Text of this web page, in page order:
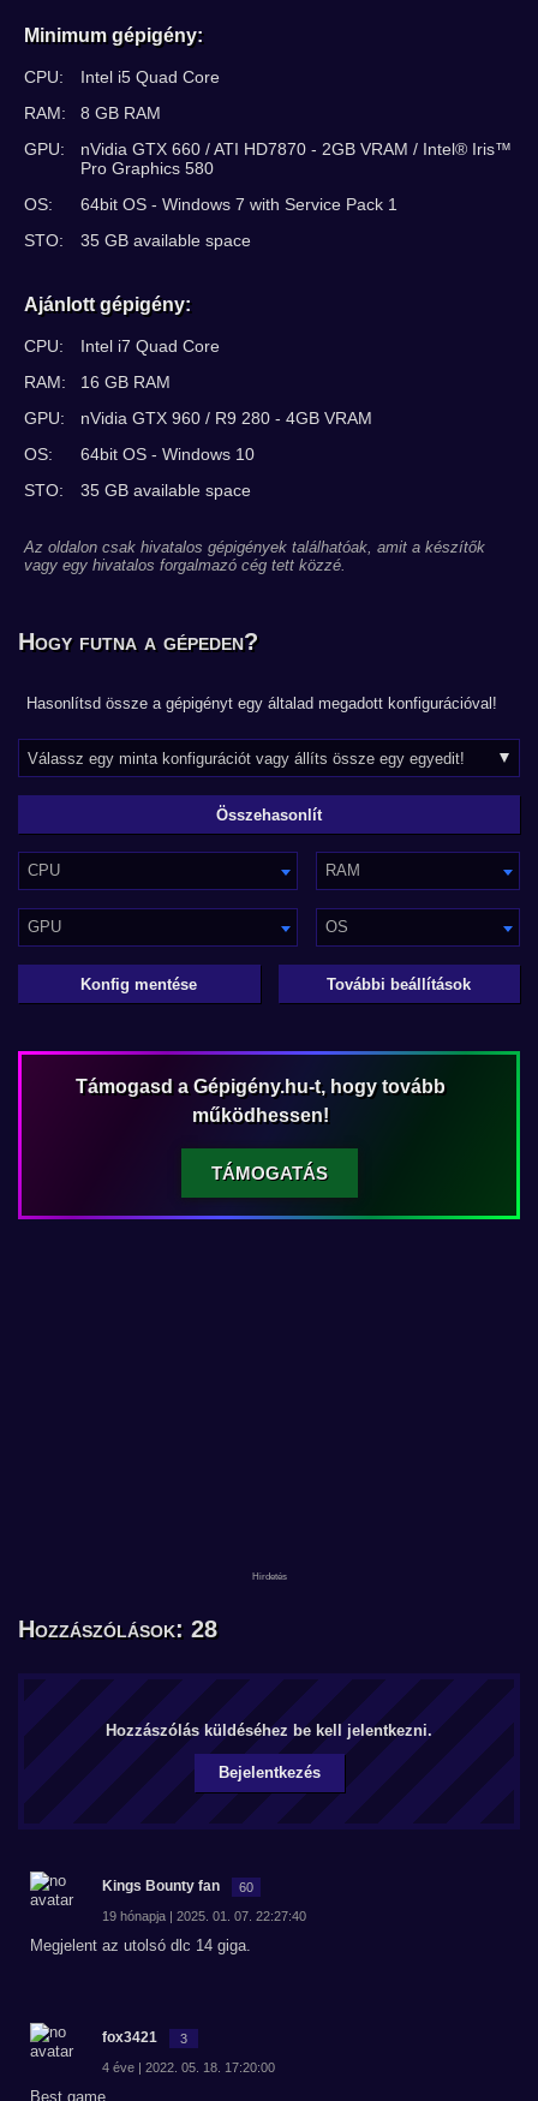
Minimum gépigény:
CPU:
Intel i5 Quad Core
RAM:
8 GB RAM
GPU:
nVidia GTX 660 / ATI HD7870 - 2GB VRAM / Intel® Iris™
Pro Graphics 580
OS:
64bit OS - Windows 7 with Service Pack 1
STO:
35 GB available space
Ajánlott gépigény:
CPU:
Intel i7 Quad Core
RAM:
16 GB RAM
GPU:
nVidia GTX 960 / R9 280 - 4GB VRAM
OS:
64bit OS - Windows 10
STO:
35 GB available space
Az oldalon csak hivatalos gépigények találhatóak, amit a készítők
vagy egy hivatalos forgalmazó cég tett közzé.
Hogy futna a gépeden?
Hasonlítsd össze a gépigényt egy általad megadott konfigurációval!
CPU RAM
GPU OS
Konfig mentése További beállítások
Támogasd a Gépigény.hu-t, hogy tovább
működhessen!
TÁMOGATÁS
Hozzászólások: 28
Hozzászólás küldéséhez be kell jelentkezni.
Bejelentkezés
Kings Bounty fan 60
19 hónapja | 2025. 01. 07. 22:27:40
Megjelent az utolsó dlc 14 giga.
fox3421 3
4 éve | 2022. 05. 18. 17:20:00
Best game